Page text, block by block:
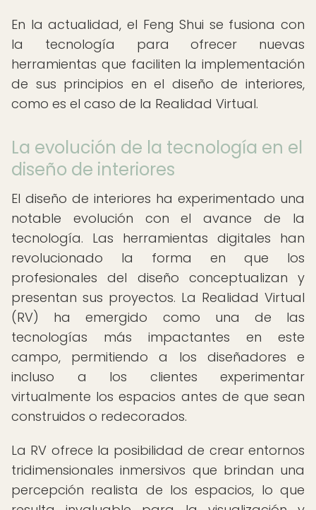
En la actualidad, el Feng Shui se fusiona con
la tecnología para ofrecer nuevas
herramientas que faciliten la implementación
de sus principios en el diseño de interiores,
como es el caso de la Realidad Virtual.
La evolución de la tecnología en el
diseño de interiores
El diseño de interiores ha experimentado una
notable evolución con el avance de la
tecnología. Las herramientas digitales han
revolucionado la forma en que los
profesionales del diseño conceptualizan y
presentan sus proyectos. La Realidad Virtual
(RV) ha emergido como una de las
tecnologías más impactantes en este
campo, permitiendo a los diseñadores e
incluso a los clientes experimentar
virtualmente los espacios antes de que sean
construidos o redecorados.
La RV ofrece la posibilidad de crear entornos
tridimensionales inmersivos que brindan una
percepción realista de los espacios, lo que